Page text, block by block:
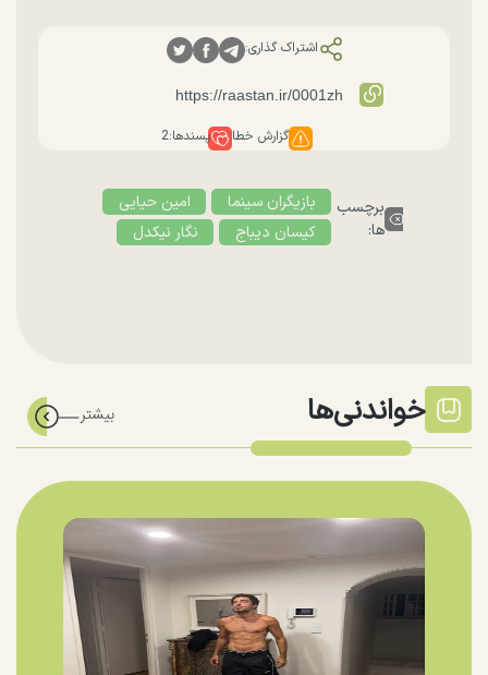
اشتراک گذاری:
گزارش خطا پسندها:2
برچسب
ها:
بازیگران سینما
امین حیایی
کیسان دیباج
نگار نیکدل
خواندنی‌ها